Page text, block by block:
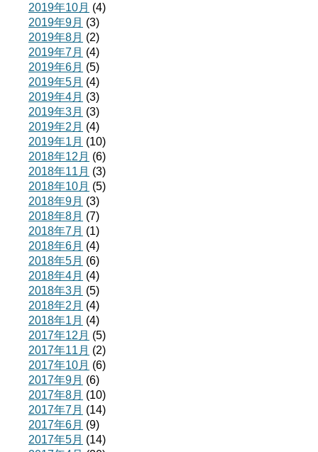
2019年10月 (4)
2019年9月 (3)
2019年8月 (2)
2019年7月 (4)
2019年6月 (5)
2019年5月 (4)
2019年4月 (3)
2019年3月 (3)
2019年2月 (4)
2019年1月 (10)
2018年12月 (6)
2018年11月 (3)
2018年10月 (5)
2018年9月 (3)
2018年8月 (7)
2018年7月 (1)
2018年6月 (4)
2018年5月 (6)
2018年4月 (4)
2018年3月 (5)
2018年2月 (4)
2018年1月 (4)
2017年12月 (5)
2017年11月 (2)
2017年10月 (6)
2017年9月 (6)
2017年8月 (10)
2017年7月 (14)
2017年6月 (9)
2017年5月 (14)